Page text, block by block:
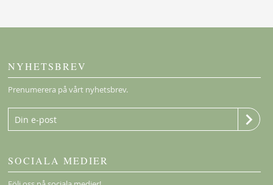
NYHETSBREV
Prenumerera på vårt nyhetsbrev.
SOCIALA MEDIER